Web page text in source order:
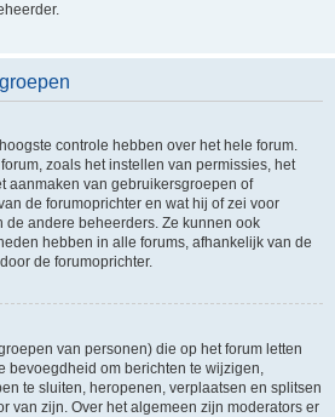
controle hebben over het hele forum.
zoals het instellen van permissies, het
aanmaken van gebruikersgroepen of
de forumoprichter en wat hij of zei voor
de andere beheerders. Ze kunnen ook
hebben in alle forums, afhankelijk van de
de forumoprichter.
van personen) die op het forum letten
bevoegdheid om berichten te wijzigen,
te sluiten, heropenen, verplaatsen en splitsen
van zijn. Over het algemeen zijn moderators er